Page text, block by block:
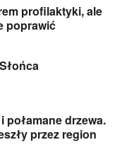
profilaktyki, ale
poprawić
połamane drzewa.
przez region